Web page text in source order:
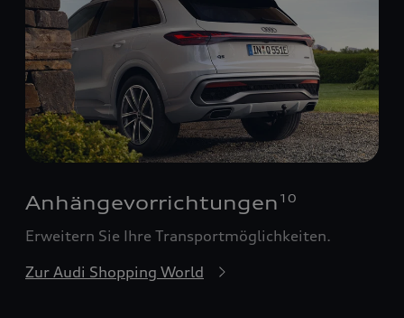
Anhängevorrichtungen 10
Erweitern Sie Ihre Transportmöglichkeiten.
Zur Audi Shopping World